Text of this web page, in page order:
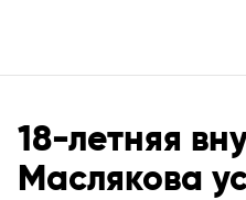
18-летняя
Маслякова